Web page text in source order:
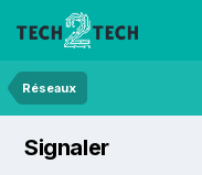
Réseaux
Signaler